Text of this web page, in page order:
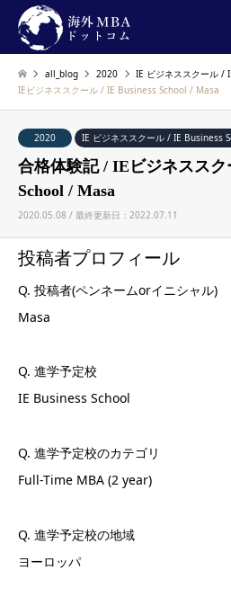
all_blog 2020 IE ビジネススクール /
IEビジネススクール / IE Business School / Masa
2020 IE ビジネススクール / IE Business
合格体験記 / IEビジネススク
School / Masa
2020.05.08 / 最終更新日：2022.07.11
投稿者プロフィール
Q. 投稿者(ペンネームorイニシャル)
Masa
Q. 進学予定校
IE Business School
Q. 進学予定校のカテゴリ
Full-Time MBA (2 year)
Q. 進学予定校の地域
ヨーロッパ